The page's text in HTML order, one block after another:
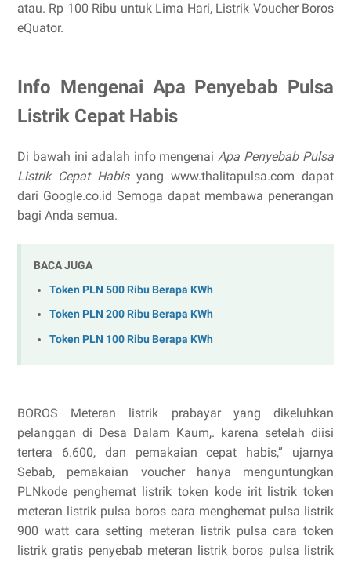
atau. Rp 100 Ribu untuk Lima Hari, Listrik Voucher Boros
eQuator.
Info Mengenai Apa Penyebab Pulsa
Listrik Cepat Habis
Di bawah ini adalah info mengenaiApa Penyebab Pulsa
Listrik Cepat Habis yang www.thalitapulsa.com dapat
dari Google.co.id Semoga dapat membawa penerangan
bagi Anda semua.
BACA JUGA
Token PLN 500 Ribu Berapa KWh
Token PLN 200 Ribu Berapa KWh
Token PLN 100 Ribu Berapa KWh
BOROS Meteran listrik prabayar yang dikeluhkan
pelanggan di Desa Dalam Kaum,. karena setelah diisi
tertera 6.600, dan pemakaian cepat habis,” ujarnya
Sebab, pemakaian voucher hanya menguntungkan
PLNkode penghemat listrik token kode irit listrik token
meteran listrik pulsa boros cara menghemat pulsa listrik
900 watt cara setting meteran listrik pulsa cara token
listrik gratis penyebab meteran listrik boros pulsa listrik